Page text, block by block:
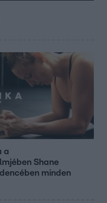
a
Shane
minden